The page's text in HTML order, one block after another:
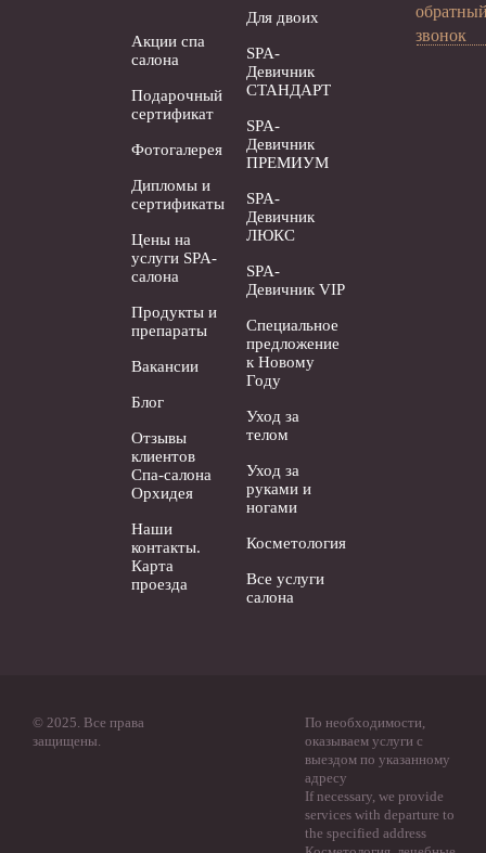
Акции спа
салона
Подарочный
сертификат
Фотогалерея
Дипломы и
сертификаты
Цены на
услуги SPA-
салона
Продукты и
препараты
Вакансии
Блог
Отзывы
клиентов
Спа-салона
Орхидея
Наши
контакты.
Карта
проезда
Для двоих
SPA-
Девичник
СТАНДАРТ
SPA-
Девичник
ПРЕМИУМ
SPA-
Девичник
ЛЮКС
SPA-
Девичник VIP
Специальное
предложение
к Новому
Году
Уход за
телом
Уход за
руками и
ногами
Косметология
Все услуги
салона
звонок
© 2025. Все права
защищены.
По необходимости,
оказываем услуги с
выездом по указанному
адресу
If necessary, we provide
services with departure to
the specified address